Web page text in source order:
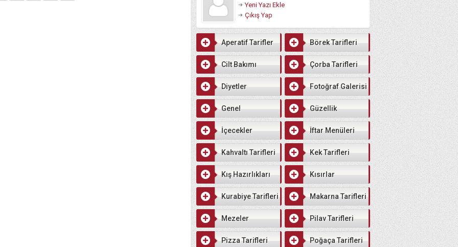
Yeni Yazı Ekle
Çıkış Yap
Aperatif Tarifler Börek Tarifleri
Cilt Bakımı Çorba Tarifleri
Diyetler Fotoğraf Galerisi
Genel Güzellik
İçecekler İftar Menüleri
Kahvaltı Tarifleri Kek Tarifleri
Kış Hazırlıkları Kısırlar
Kurabiye Tarifleri Makarna Tarifleri
Mezeler Pilav Tarifleri
Pizza Tarifleri Poğaça Tarifleri